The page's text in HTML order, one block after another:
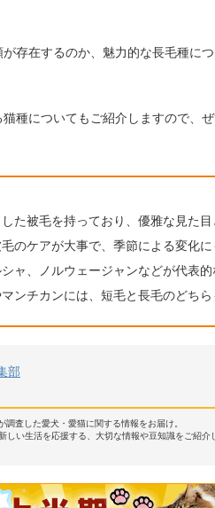
存在するのか、魅力的な長毛種に
種についてもご紹介しますので、
た被毛を持っており、優雅な見た
のケアが大事で、季節による変化
ャ、ノルウェージャンなどが代表
ンチカンには、短毛と長毛のどち
部
査した愛犬・愛猫に関する情報をお届け。
しい生活を応援する、大切な情報や豆知識をご紹介